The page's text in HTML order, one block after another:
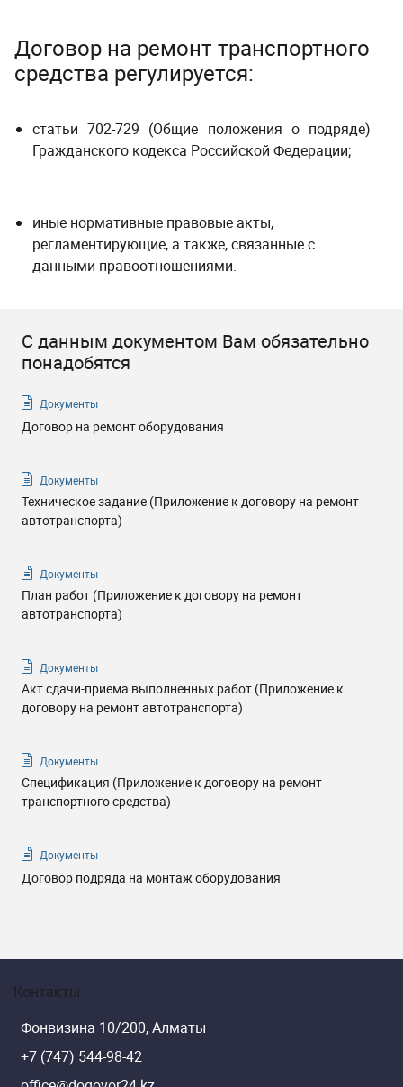
Договор на ремонт транспортного
средства регулируется:
статьи 702-729 (Общие положения о подряде)
Гражданского кодекса Российской Федерации;
иные нормативные правовые акты,
регламентирующие, а также, связанные с
данными правоотношениями.
С данным документом Вам обязательно
понадобятся
Документы
Договор на ремонт оборудования
Документы
Техническое задание (Приложение к договору на ремонт
автотранспорта)
Документы
План работ (Приложение к договору на ремонт
автотранспорта)
Документы
Акт сдачи-приема выполненных работ (Приложение к
договору на ремонт автотранспорта)
Документы
Спецификация (Приложение к договору на ремонт
транспортного средства)
Документы
Договор подряда на монтаж оборудования
Контакты
Фонвизина 10/200, Алматы
+7 (747) 544-98-42